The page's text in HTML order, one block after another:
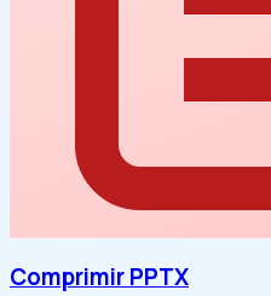
Comprimir PPTX